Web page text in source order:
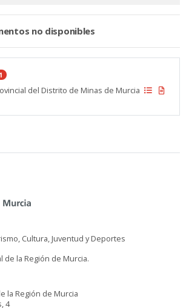
no disponibles
1
del Distrito de Minas de Murcia
Cultura, Juventud y Deportes
la Región de Murcia.
la Región de Murcia
4